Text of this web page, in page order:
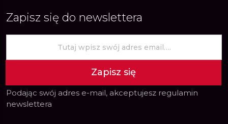
Zapisz się do newslettera
Zapisz się
Podając swój adres e-mail, akceptujesz regulamin
newslettera